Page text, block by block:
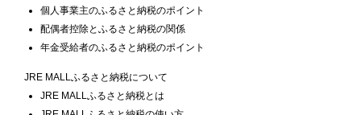
個人事業主のふるさと納税のポイント
配偶者控除とふるさと納税の関係
年金受給者のふるさと納税のポイント
JRE MALLふるさと納税について
JRE MALLふるさと納税とは